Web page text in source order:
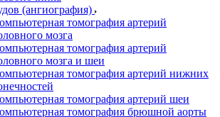
(ангиография)
томография артерий
мозга
томография артерий
мозга и шеи
томография артерий нижних
томография артерий шеи
томография брюшной аорты